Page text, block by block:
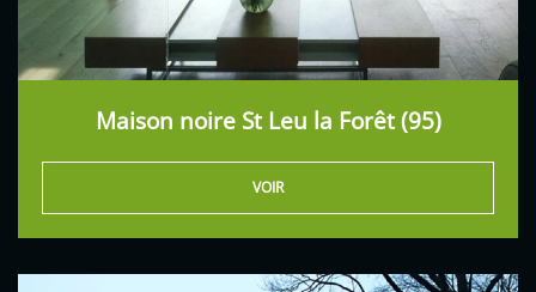
Maison noire St Leu la Forêt (95)
VOIR